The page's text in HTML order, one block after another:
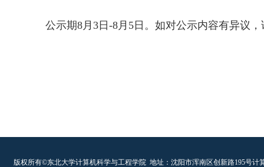
公示期8月 3 日 -8月 5 日。如对公示内容有异议
版权所有©东北大学计算机科学与工程学院 地址：沈阳市浑南区创新路195号计